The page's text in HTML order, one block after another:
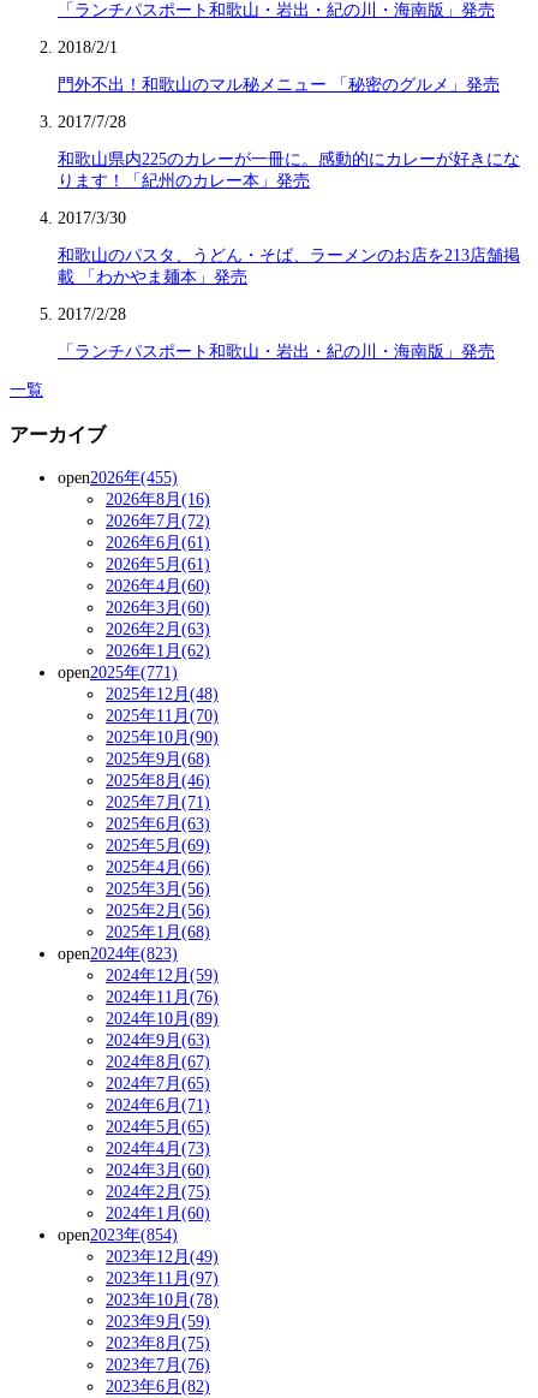
「ランチパスポート和歌山・岩出・紀の川・海南版」発売
2018/2/1
門外不出！和歌山のマル秘メニュー 「秘密のグルメ」発売
2017/7/28
和歌山県内225のカレーが一冊に。感動的にカレーが好きにな
ります！「紀州のカレー本」発売
2017/3/30
和歌山のパスタ、うどん・そば、ラーメンのお店を213店舗掲
載 「わかやま麺本」発売
2017/2/28
「ランチパスポート和歌山・岩出・紀の川・海南版」発売
一覧
アーカイブ
open2026年(455)
2026年8月(16)
2026年7月(72)
2026年6月(61)
2026年5月(61)
2026年4月(60)
2026年3月(60)
2026年2月(63)
2026年1月(62)
open2025年(771)
2025年12月(48)
2025年11月(70)
2025年10月(90)
2025年9月(68)
2025年8月(46)
2025年7月(71)
2025年6月(63)
2025年5月(69)
2025年4月(66)
2025年3月(56)
2025年2月(56)
2025年1月(68)
open2024年(823)
2024年12月(59)
2024年11月(76)
2024年10月(89)
2024年9月(63)
2024年8月(67)
2024年7月(65)
2024年6月(71)
2024年5月(65)
2024年4月(73)
2024年3月(60)
2024年2月(75)
2024年1月(60)
open2023年(854)
2023年12月(49)
2023年11月(97)
2023年10月(78)
2023年9月(59)
2023年8月(75)
2023年7月(76)
2023年6月(82)